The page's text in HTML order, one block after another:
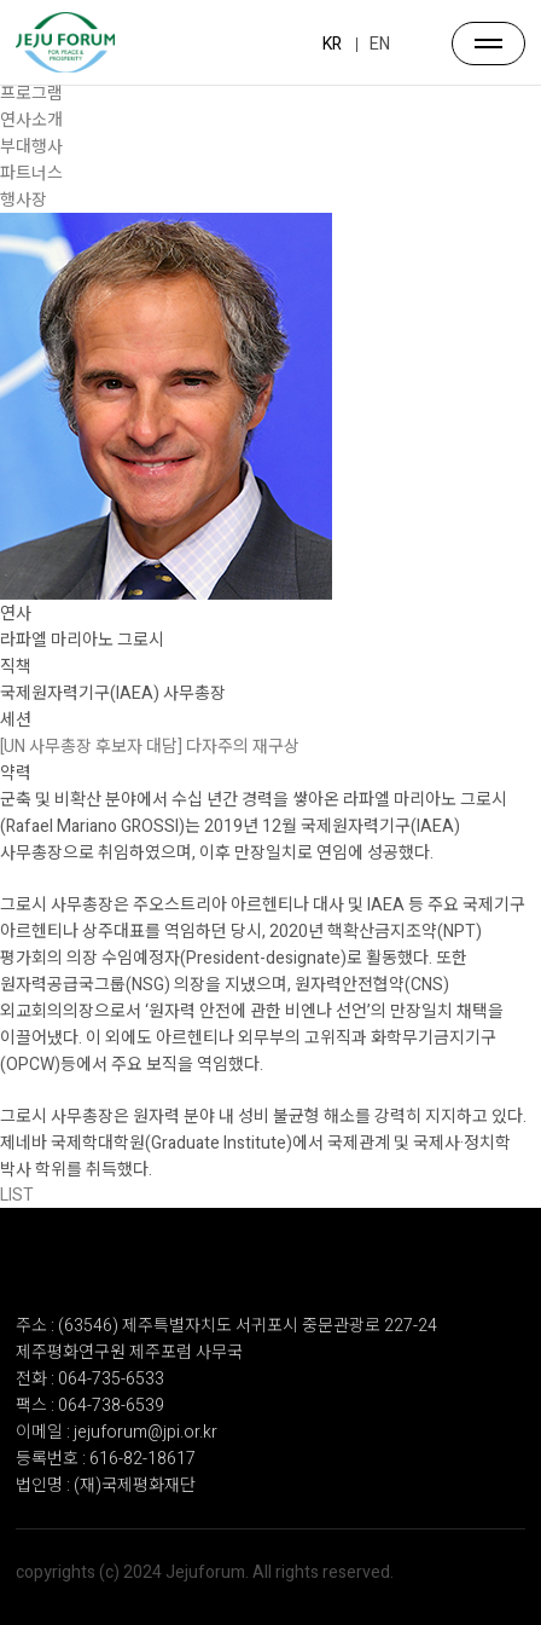
KR EN
프로그램
대주제
포럼일정
프로그램
연사소개
부대행사
파트너스
행사장
연사
라파엘 마리아노 그로시
직책
국제원자력기구(IAEA) 사무총장
세션
[UN 사무총장 후보자 대담] 다자주의 재구상
약력
군축 및 비확산 분야에서 수십 년간 경력을 쌓아온 라파엘 마리아노 그로시
(Rafael Mariano GROSSI)는 2019년 12월 국제원자력기구(IAEA)
사무총장으로 취임하였으며, 이후 만장일치로 연임에 성공했다.
그로시 사무총장은 주오스트리아 아르헨티나 대사 및 IAEA 등 주요 국제기구
아르헨티나 상주대표를 역임하던 당시, 2020년 핵확산금지조약(NPT)
평가회의 의장 수임예정자(President-designate)로 활동했다. 또한
원자력공급국그룹(NSG) 의장을 지냈으며, 원자력안전협약(CNS)
외교회의의장으로서 ‘원자력 안전에 관한 비엔나 선언’의 만장일치 채택을
이끌어냈다. 이 외에도 아르헨티나 외무부의 고위직과 화학무기금지기구
(OPCW)등에서 주요 보직을 역임했다.
그로시 사무총장은 원자력 분야 내 성비 불균형 해소를 강력히 지지하고 있다.
제네바 국제학대학원(Graduate Institute)에서 국제관계 및 국제사·정치학
박사 학위를 취득했다.
LIST
주소 : (63546) 제주특별자치도 서귀포시 중문관광로 227-24
제주평화연구원 제주포럼 사무국
전화 : 064-735-6533
팩스 : 064-738-6539
이메일 : jejuforum@jpi.or.kr
등록번호 : 616-82-18617
법인명 : (재)국제평화재단
copyrights (c) 2024 Jejuforum. All rights reserved.